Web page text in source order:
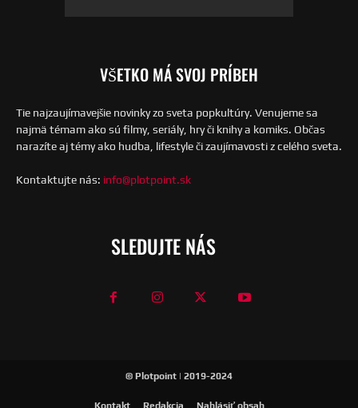
VŠETKO MÁ SVOJ PRÍBEH
Tie najzaujímavejšie novinky zo sveta popkultúry. Venujeme sa
najmä témam ako sú filmy, seriály, hry či knihy a komiks. Občas
narazíte aj témy ako hudba, lifestyle či zaujímavosti z celého sveta.
Kontaktujte nás: info@plotpoint.sk
SLEDUJTE NÁS
© Plotpoint | 2019-2024
Kontakt Redakcia Nahlásiť obsah